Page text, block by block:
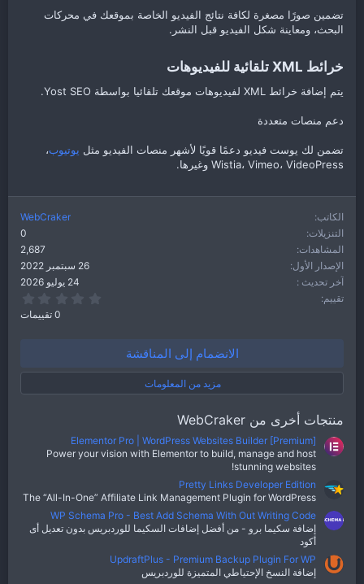
تضمين صورًا مصغرة لكافة نتائج الفيديو الخاصة بموقعك في محركات
البحث، ومعاينة شكل الفيديو قبل النشر.
خرائط XML تلقائية للفيديوهات​
يتم إضافة خرائط XML لفيديوهات موقعك تلقائيا بواسطة Yost SEO.
دعم منصات متعددة
تضمن لك يوست فيديو دعمًا قويًا لأشهر منصات الفيديو مثل يوتيوب،
Wistia، Vimeo، VideoPress وغيرها.
الكاتب
WebCraker
التنزيلات
0
المشاهدات
2,687
الإصدار الأول
26 سبتمبر 2022
آخر تحديث
24 يوليو 2026
تقييم
0 تقييمات
الانضمام إلى المناقشة
مزيد من المعلومات
منتجات أخرى من WebCraker
Elementor Pro | WordPress Websites Builder [Premium]
Power your vision with Elementor to build, manage and host
stunning websites!
Pretty Links Developer Edition
The “All-In-One” Affiliate Link Management Plugin for WordPress
WP Schema Pro - Best Add Schema With Out Writing Code
إضافة سكيما برو - من أفضل إضافات السكيما للوردبريس بدون تعديل أى
أكود
UpdraftPlus - Premium Backup Plugin For WP
إضافة النسخ الإحتياطي المتميزة للوردبريس